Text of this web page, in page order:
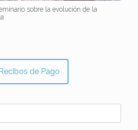
sobre la evolución de la
de Pago